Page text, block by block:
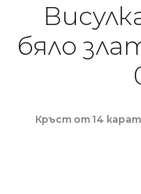
бяло
Кръст от 14